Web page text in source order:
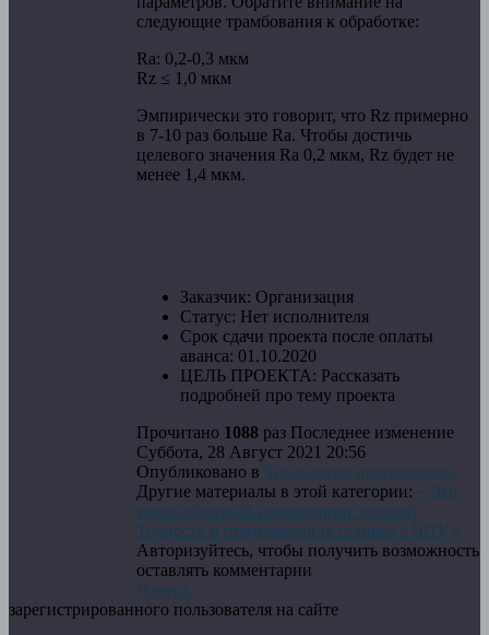
следующие трамбования к обработке:
Ra: 0,2-0,3 мкм
Rz ≤ 1,0 мкм
Эмпирически это говорит, что Rz примерно
в 7-10 раз больше Ra. Чтобы достичь
целевого значения Ra 0,2 мкм, Rz будет не
менее 1,4 мкм.
Заказчик: Организация
Статус: Нет исполнителя
Срок сдачи проекта после оплаты
аванса: 01.10.2020
ЦЕЛЬ ПРОЕКТА: Рассказать
подробней про тему проекта
Прочитано 1088раз Последнее изменение
Суббота, 28 Август 2021 20:56
Опубликовано в Технология производства
Другие материалы в этой категории: « Что
такое обратный инжиниринг деталей
Точность и повторяемость станков с ЧПУ »
Авторизуйтесь, чтобы получить возможность
оставлять комментарии
Наверх
зарегистрированного пользователя на сайте